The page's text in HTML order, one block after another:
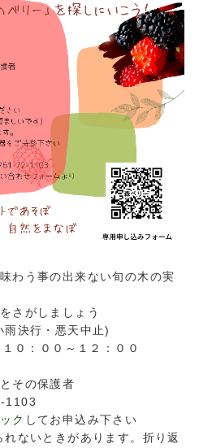
わう事の出来ない旬の木の実
さがしましょう
決行・悪天中止)
０：００～１２：００
その保護者
1103
ク してお申込み下さい
ないときがあります。折り返